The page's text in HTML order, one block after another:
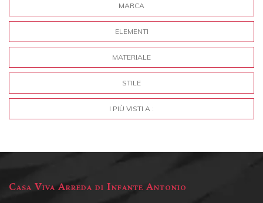
MARCA
ELEMENTI
MATERIALE
STILE
I PIÙ VISTI A :
Casa Viva Arreda di Infante Antonio